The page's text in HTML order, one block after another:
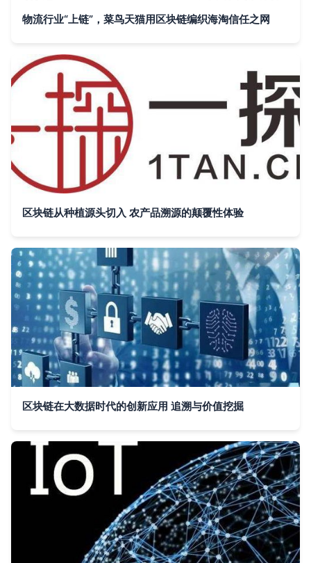
物流行业“上链”，菜鸟天猫用区块链编织海淘信任之网
区块链从种植源头切入 农产品溯源的颠覆性体验
区块链在大数据时代的创新应用 追溯与价值挖掘